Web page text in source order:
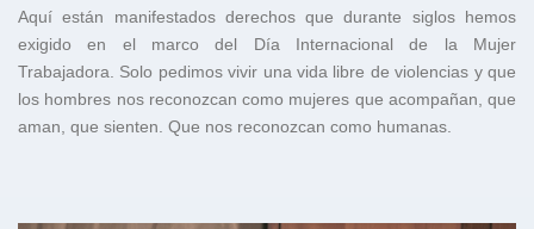
Aquí están manifestados derechos que durante siglos hemos
exigido en el marco del Día Internacional de la Mujer
Trabajadora. Solo pedimos vivir una vida libre de violencias y que
los hombres nos reconozcan como mujeres que acompañan, que
aman, que sienten. Que nos reconozcan como humanas.